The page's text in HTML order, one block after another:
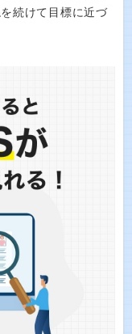
続けて目標に近づ